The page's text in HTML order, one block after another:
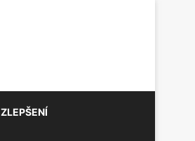
ZLEPŠENÍ